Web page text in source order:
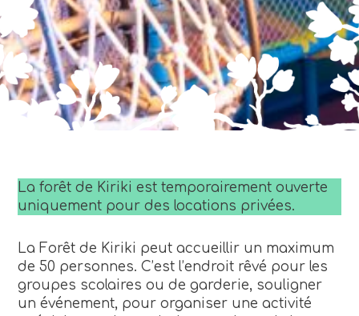
La forêt de Kiriki est temporairement ouverte
uniquement pour des locations privées.
La Forêt de Kiriki peut accueillir un maximum
de 50 personnes. C’est l’endroit rêvé pour les
groupes scolaires ou de garderie, souligner
un événement, pour organiser une activité